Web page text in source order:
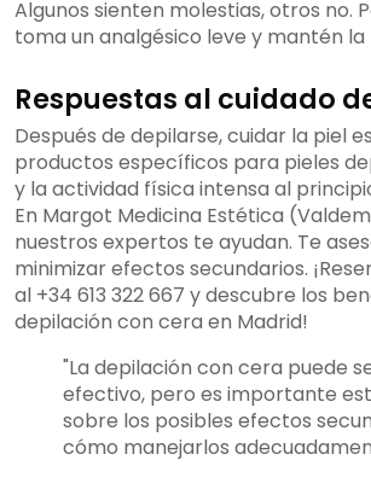
Algunos sienten molestias, otros no.
toma un analgésico leve y mantén
Respuestas al cuidado
Después de depilarse, cuidar la piel
productos específicos para pieles
y la actividad física intensa al
En Margot Medicina Estética
nuestros expertos te ayudan. Te
minimizar efectos secundarios.
al +34 613 322 667 y descubre los
depilación con cera en Madrid!
"La depilación con cera puede
efectivo, pero es importante
sobre los posibles efectos
cómo manejarlos